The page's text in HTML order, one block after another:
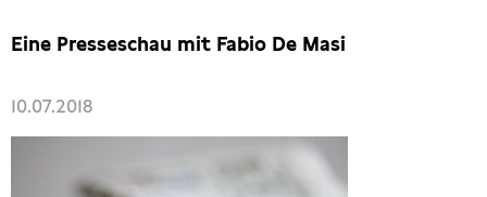
Presse
Pressebilder
Eine Presseschau mit Fabio De Masi
10.07.2018